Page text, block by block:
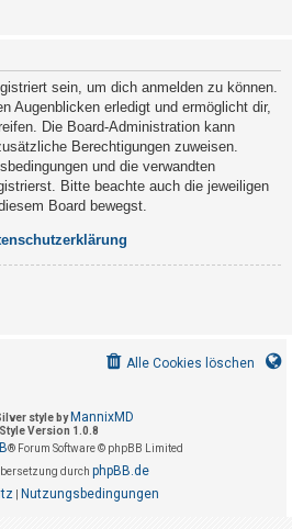
sein, um dich anmelden zu können.
Augenblicken erledigt und ermöglicht dir,
Die Board-Administration kann
Berechtigungen zuweisen.
und die verwandten
Bitte beachte auch die jeweiligen
Board bewegst.
Alle Cookies löschen
style by MannixMD
Style Version 1.0.8
® Forum Software © phpBB Limited
durch phpBB.de
| Nutzungsbedingungen